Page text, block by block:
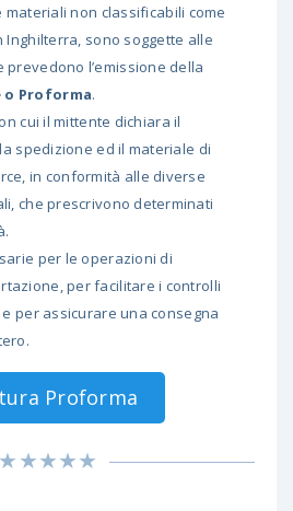
materiali non classificabili come
Inghilterra, sono soggette alle
l’emissione della
o Proforma.
cui il mittente dichiara il
spedizione ed il materiale di
in conformità alle diverse
che prescrivono determinati
per le operazioni di
per facilitare i controlli
per assicurare una consegna
Proforma